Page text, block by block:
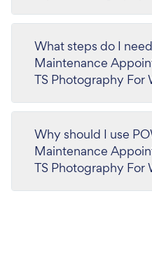
What steps do I
Maintenance
TS Photography For
Why should I use
Maintenance
TS Photography For